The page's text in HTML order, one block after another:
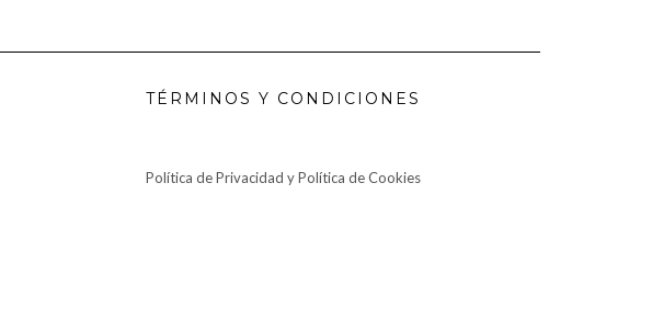
TÉRMINOS Y CONDICIONES
Política de Privacidad y Política de Cookies